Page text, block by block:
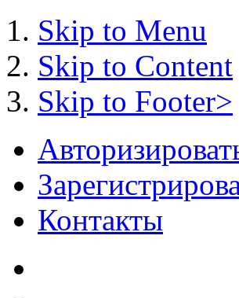
Skip to Menu
Skip to Content
Skip to Footer>
Контакты